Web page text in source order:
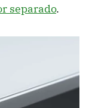
separado.